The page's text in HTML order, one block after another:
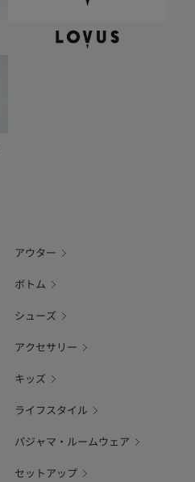
アウター
ボトム
シューズ
アクセサリー
キッズ
ライフスタイル
パジャマ・ルームウェア
セットアップ